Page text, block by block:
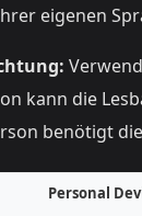
eigenen
kann die
benötigt